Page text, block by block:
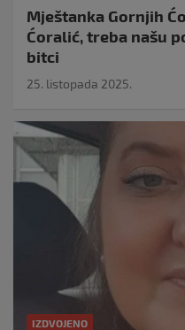
Mještanka Gornjih
Ćoralić, treba našu
bitci
25. listopada 2025.
IZDVOJENO